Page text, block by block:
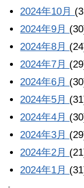
2024年10月
2024年9月
2024年8月
2024年7月
2024年6月
2024年5月
2024年4月
2024年3月
2024年2月
2024年1月